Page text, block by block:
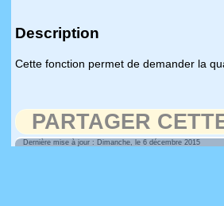
Description
Cette fonction permet de demander la
PARTAGER
Dernière mise à jour : Dimanche, le 6 décembre 2015